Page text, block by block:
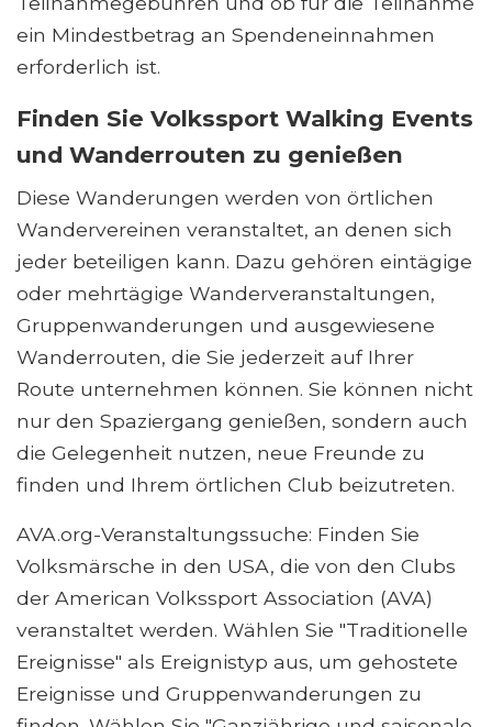
ein Mindestbetrag an Spendeneinnahmen
erforderlich ist.
Finden Sie Volkssport Walking Events
und Wanderrouten zu genießen
Diese Wanderungen werden von örtlichen
Wandervereinen veranstaltet, an denen sich
jeder beteiligen kann. Dazu gehören eintägige
oder mehrtägige Wanderveranstaltungen,
Gruppenwanderungen und ausgewiesene
Wanderrouten, die Sie jederzeit auf Ihrer
Route unternehmen können. Sie können nicht
nur den Spaziergang genießen, sondern auch
die Gelegenheit nutzen, neue Freunde zu
finden und Ihrem örtlichen Club beizutreten.
AVA.org-Veranstaltungssuche: Finden Sie
Volksmärsche in den USA, die von den Clubs
der American Volkssport Association (AVA)
veranstaltet werden. Wählen Sie "Traditionelle
Ereignisse" als Ereignistyp aus, um gehostete
Ereignisse und Gruppenwanderungen zu